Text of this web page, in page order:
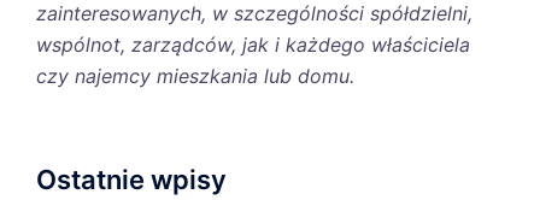
zainteresowanych, w szczególności spółdzielni,
wspólnot, zarządców, jak i każdego właściciela
czy najemcy mieszkania lub domu.
Ostatnie wpisy